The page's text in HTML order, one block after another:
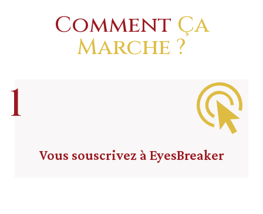
Comment Ça
Marche ?
1
Vous souscrivez à EyesBreaker